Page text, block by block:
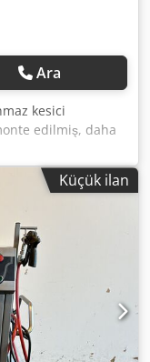
Ara
kesici
edilmiş, daha
konveyör
bekleme ve
Aorwz I Ajkcsck
Küçük ilan